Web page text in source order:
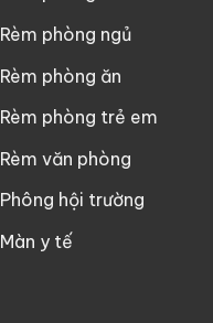
Rèm phòng ngủ
Rèm phòng ăn
Rèm phòng trẻ em
Rèm văn phòng
Phông hội trường
Màn y tế